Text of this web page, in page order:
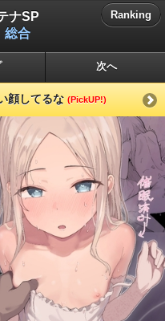
ナSP
総合
Ranking
次へ
顔してるな (PickUP!)